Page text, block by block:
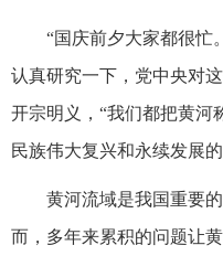
“国庆前夕大家都很忙
认真研究一下，党中央对
开宗明义，“我们都把黄河
民族伟大复兴和永续发展
黄河流域是我国重要
而，多年来累积的问题让